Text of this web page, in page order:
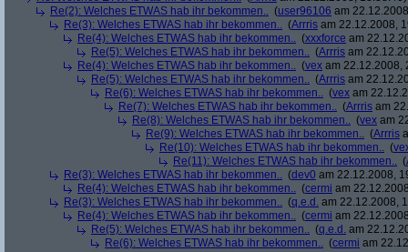
Re(2): Welches ETWAS hab ihr bekommen.. (user96106 am
Re(3): Welches ETWAS hab ihr bekommen.. (Arrris am 22.12.2008,
Re(4): Welches ETWAS hab ihr bekommen.. (xxxforce am
Re(5): Welches ETWAS hab ihr bekommen.. (Arrris am
Re(4): Welches ETWAS hab ihr bekommen.. (vex am 22.12.2008,
Re(5): Welches ETWAS hab ihr bekommen.. (Arrris am
Re(6): Welches ETWAS hab ihr bekommen.. (vex am
Re(7): Welches ETWAS hab ihr bekommen.. (Arrris am
Re(8): Welches ETWAS hab ihr bekommen.. (vex am
Re(9): Welches ETWAS hab ihr bekommen.. (Arrris
Re(10): Welches ETWAS hab ihr bekommen.. (
Re(11): Welches ETWAS hab ihr bekommen.. (
Re(3): Welches ETWAS hab ihr bekommen.. (dev0 am 22.12.2008,
Re(4): Welches ETWAS hab ihr bekommen.. (cermi am
Re(3): Welches ETWAS hab ihr bekommen.. (q.e.d. am 22.12.2008,
Re(4): Welches ETWAS hab ihr bekommen.. (cermi am
Re(5): Welches ETWAS hab ihr bekommen.. (q.e.d. am
Re(6): Welches ETWAS hab ihr bekommen.. (cermi am